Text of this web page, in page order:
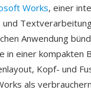
Works, einer
Anwendung
einer kompakten
Kopf- und
als